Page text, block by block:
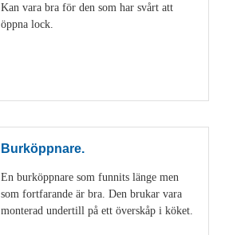
Kan vara bra för den som har svårt att
öppna lock.
Burköppnare.
En burköppnare som funnits länge men
som fortfarande är bra. Den brukar vara
monterad undertill på ett överskåp i köket.